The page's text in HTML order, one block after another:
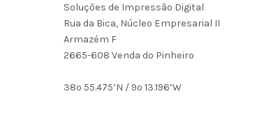
Soluções de Impressão Digital
Rua da Bica, Núcleo Empresarial II
Armazém F
2665-608 Venda do Pinheiro
38º 55.475’N / 9º 13.196’W